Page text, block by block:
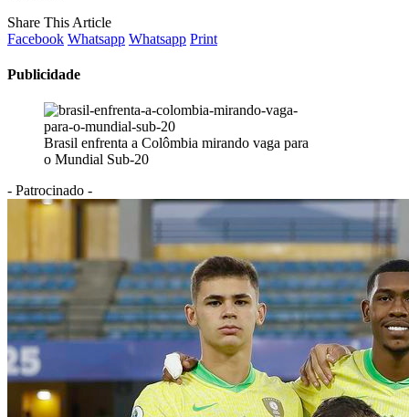
Share This Article
Facebook Whatsapp Whatsapp Print
Publicidade
Brasil enfrenta a Colômbia mirando vaga para
o Mundial Sub-20
- Patrocinado -